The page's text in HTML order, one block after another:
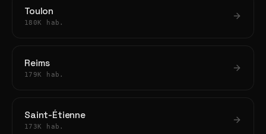
Toulon
180K hab.
Reims
179K hab.
Saint-Étienne
173K hab.